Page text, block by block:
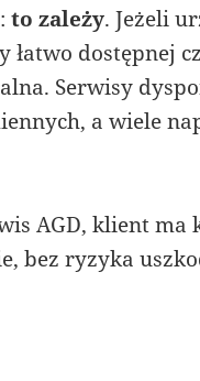
to zależy. Jeżeli
łatwo dostępnej
Serwisy
a wiele
AGD, klient ma
bez ryzyka